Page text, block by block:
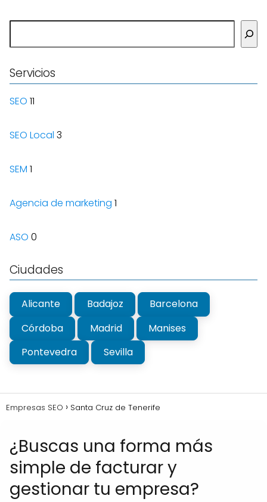
Servicios
SEO 11
SEO Local 3
SEM 1
Agencia de marketing 1
ASO 0
Ciudades
Alicante Badajoz
Barcelona
Córdoba
Madrid
Manises
Pontevedra
Sevilla
Empresas SEO Santa Cruz de Tenerife
¿Buscas una forma más
simple de facturar y
gestionar tu empresa?